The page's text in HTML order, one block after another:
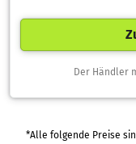
Der Händler
*Alle folgende Preise sind